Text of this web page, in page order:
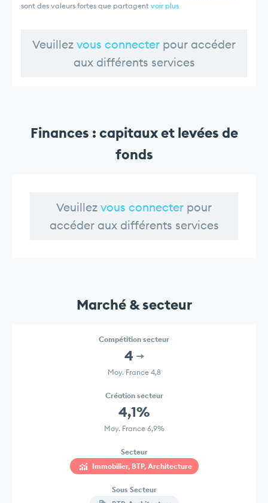
sont des valeurs fortes que partagent voir plus
Veuillez vous connecter pour accéder
aux différents services
Finances : capitaux et levées de
fonds
Veuillez vous connecter pour
accéder aux différents services
Marché & secteur
Compétition secteur
4
Moy. France 4,8
Création secteur
4,1%
Moy. France 6,9%
Secteur
Immobilier, BTP, Architecture
Sous Secteur